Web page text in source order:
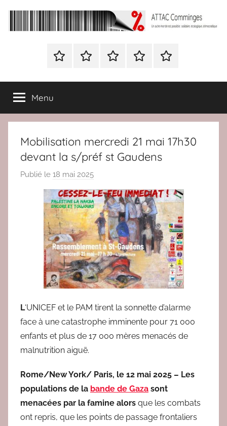
contenu
ATTAC
solidaire,
démocratique
Nous
BULLETIN
à
France
Nous
ATTAC
Signer
pétition
Menu
Mobilisation mercredi 21 mai 17h30
devant la s/préf st Gaudens
Publié le 18 mai 2025
a
r
r
e
d
a
c
2
L‘UNICEF et le PAM tirent la sonnette d’alarme
face à une catastrophe imminente pour 71 000
enfants et plus de 17 000 mères menacés de
malnutrition aiguë.
Rome/New York/ Paris, le 12 mai 2025 – Les
populations de la bande de Gaza sont
menacées par la famine alors que les combats
ont repris, que les points de passage frontaliers